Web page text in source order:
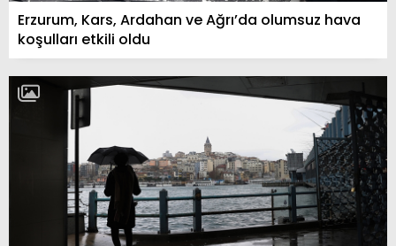
Erzurum, Kars, Ardahan ve Ağrı’da olumsuz hava
koşulları etkili oldu